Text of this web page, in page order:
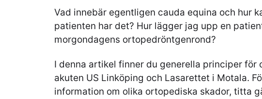
Vad innebär egentligen cauda equina och hur
patienten har det? Hur lägger jag upp en
morgondagens ortopedröntgenrond?
I denna artikel finner du generella principer för
akuten US Linköping och Lasarettet i Motala.
information om olika ortopediska skador, titta